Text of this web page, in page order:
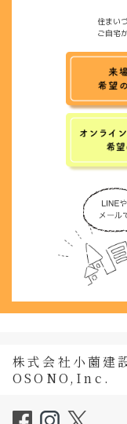
住まい
ご自宅
株式会社小薗建
OSONO,Inc.